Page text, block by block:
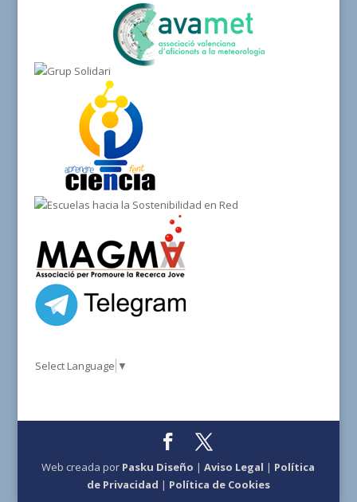
Select Language ▼
Web creada por Pasku Diseño |Aviso Legal | Política
de Privacidad | Política de Cookies